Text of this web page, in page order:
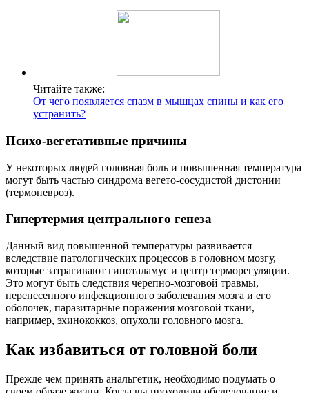
Читайте также:
От чего появляется спазм в мышцах спины и как его
устранить?
Психо-вегетативные причины
У некоторых людей головная боль и повышенная температура
могут быть частью синдрома вегето-сосудистой дистонии
(термоневроз).
Гипертермия центрального генеза
Данный вид повышенной температуры развивается
вследствие патологических процессов в головном мозгу,
которые затрагивают гипоталамус и центр терморегуляции.
Это могут быть следствия черепно-мозговой травмы,
перенесенного инфекционного заболевания мозга и его
оболочек, паразитарные поражения мозговой ткани,
например, эхинококкоз, опухоли головного мозга.
Как избавиться от головной боли
Прежде чем принять анальгетик, необходимо подумать о